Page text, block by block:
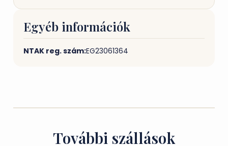
Egyéb információk
NTAK reg. szám:EG23061364
További szállások